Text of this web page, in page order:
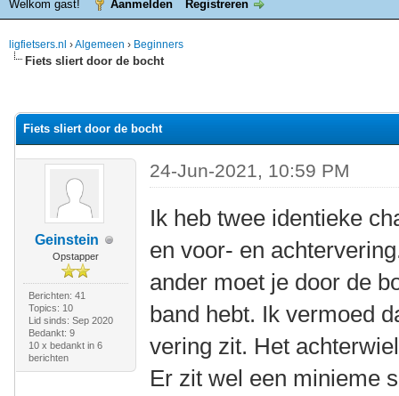
Welkom gast! Aanmelden Registreren
ligfietsers.nl ›Algemeen › Beginners
Fiets sliert door de bocht
Fiets sliert door de bocht
Geinstein
Opstapper
Berichten: 41
Topics: 10
Lid sinds: Sep 2020
Bedankt: 9
10 x bedankt in 6
berichten
24-Jun-2021, 10:59 PM
Ik heb twee identieke
en voor- en
ander moet je door de
band hebt. Ik vermoed
vering zit. Het
Er zit wel een minieme